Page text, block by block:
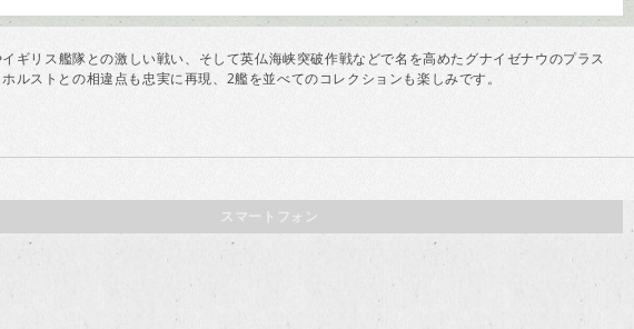
リス艦隊との激しい戦い、そして英仏海峡突破作戦などで名を高めたグナイゼナウのプラス
ストとの相違点も忠実に再現、2艦を並べてのコレクションも楽しみです。
スマートフォン